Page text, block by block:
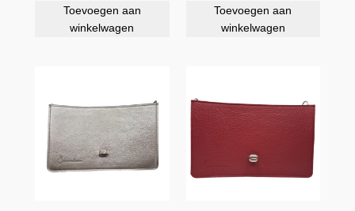
Toevoegen aan
winkelwagen
Toevoegen aan
winkelwagen